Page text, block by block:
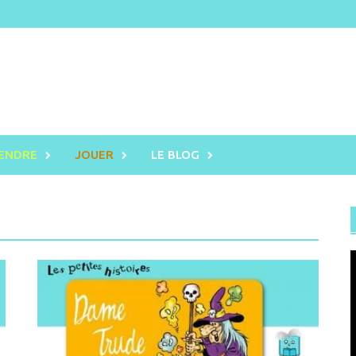
JOUER LE BLOG